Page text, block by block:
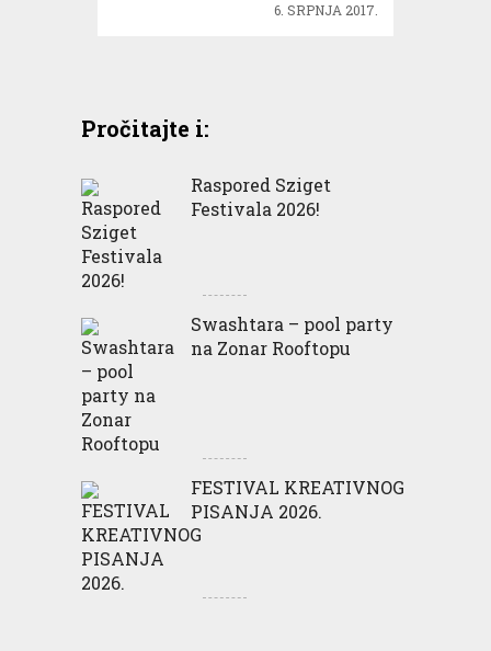
6. SRPNJA 2017.
Pročitajte i:
Raspored Sziget
Festivala 2026!
Swashtara – pool party
na Zonar Rooftopu
FESTIVAL KREATIVNOG
PISANJA 2026.